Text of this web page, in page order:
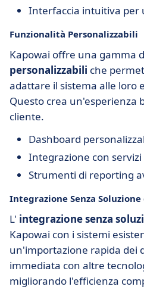
Interfaccia intuitiva per
Funzionalità Personalizzabili
Kapowai offre una gamma
personalizzabili che
adattare il sistema alle loro
Questo crea un'esperienza
cliente.
Dashboard
Integrazione con
Strumenti di reporting
Integrazione Senza
L' integrazione senza
Kapowai con i sistemi
un'importazione rapida dei
immediata con altre
migliorando l'efficienza